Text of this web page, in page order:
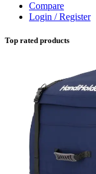
Compare
Login / Register
Top rated products